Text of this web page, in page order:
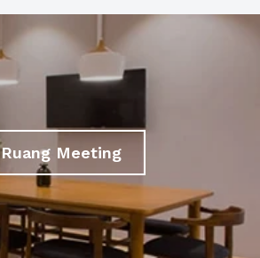
Ruang Meeting